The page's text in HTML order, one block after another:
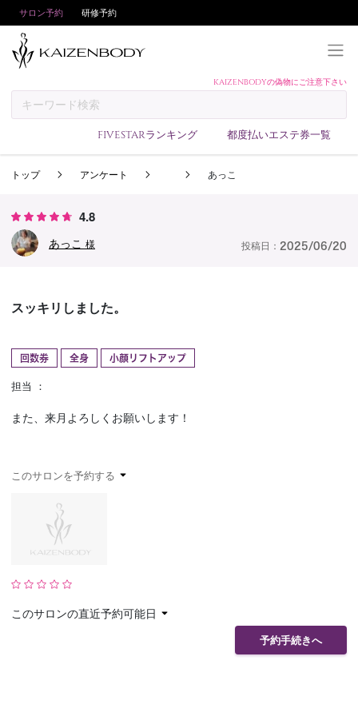
サロン予約 研修予約
KAIZENBODYの偽物にご注意下さい
FIVESTARランキング 都度払いエステ券一覧
予約方法
サロンランキング
お問い合わせ
トップ アンケート あっこ
4.8
あっこ 様 投稿日： 2025/06/20
スッキリしました。
回数券 全身 小顔リフトアップ
担当 ：
また、来月よろしくお願いします！
このサロンを予約する
このサロンの直近予約可能日
予約手続きへ